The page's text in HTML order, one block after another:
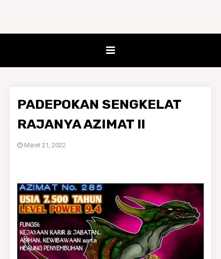
PADEPOKAN SENGKELAT
RAJANYA AZIMAT !!
Maret 21, 2022